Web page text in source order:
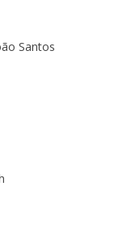
Santos